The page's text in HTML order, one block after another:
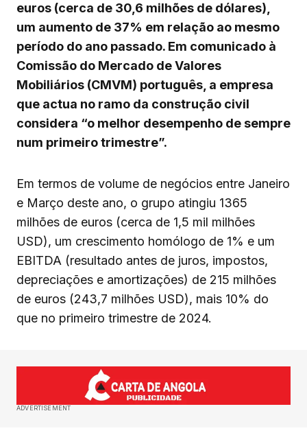
euros (cerca de 30,6 milhões de dólares),
um aumento de 37% em relação ao mesmo
período do ano passado. Em comunicado à
Comissão do Mercado de Valores
Mobiliários (CMVM) português, a empresa
que actua no ramo da construção civil
considera “o melhor desempenho de sempre
num primeiro trimestre”.
Em termos de volume de negócios entre Janeiro
e Março deste ano, o grupo atingiu 1365
milhões de euros (cerca de 1,5 mil milhões
USD), um crescimento homólogo de 1% e um
EBITDA (resultado antes de juros, impostos,
depreciações e amortizações) de 215 milhões
de euros (243,7 milhões USD), mais 10% do
que no primeiro trimestre de 2024.
ADVERTISEMENT